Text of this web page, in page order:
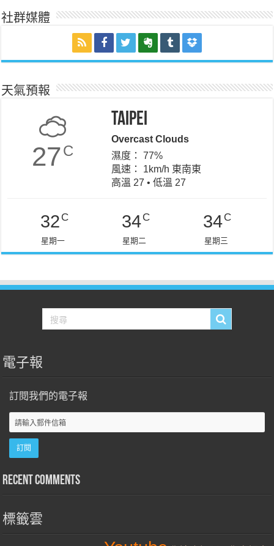
社群媒體
天氣預報
27C
Taipei
Overcast Clouds
濕度： 77%
風速： 1km/h 東南東
高溫 27 • 低溫 27
32 C
星期一
34C
星期二
34C
星期三
電子報
訂閱我們的電子報
Recent Comments
標籤雲